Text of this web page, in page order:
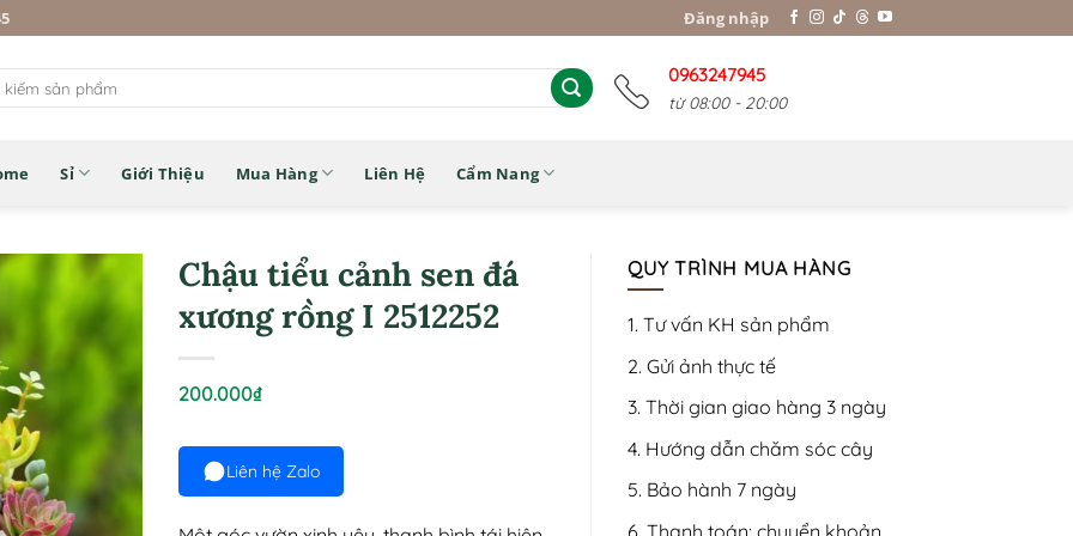
Đăng nhập
0963247945
từ 08:00 - 20:00
Sỉ Giới Thiệu Mua Hàng Liên Hệ Cẩm Nang
Chậu tiểu cảnh sen đá
xương rồng I 2512252
200.000₫
Liên hệ Zalo
QUY TRÌNH MUA HÀNG
1. Tư vấn KH sản phẩm
2. Gửi ảnh thực tế
3. Thời gian giao hàng 3 ngày
4. Hướng dẫn chăm sóc cây
5. Bảo hành 7 ngày
6. Thanh toán: chuyển khoản,